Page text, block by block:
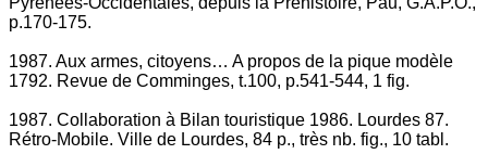
p.170-175.
1987. Aux armes, citoyens… A propos de la pique modèle
1792. Revue de Comminges, t.100, p.541-544, 1 fig.
1987. Collaboration à Bilan touristique 1986. Lourdes 87.
Rétro-Mobile. Ville de Lourdes, 84 p., très nb. fig., 10 tabl.